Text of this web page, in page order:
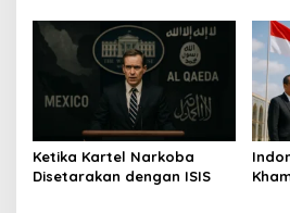
Ketika Kartel Narkoba
Disetarakan dengan ISIS